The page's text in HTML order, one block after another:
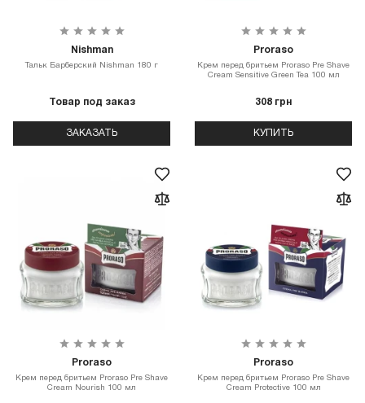
Nishman
Тальк Барберский Nishman 180 г
Товар под заказ
ЗАКАЗАТЬ
Proraso
Крем перед бритьем Proraso Pre Shave
Cream Sensitive Green Tea 100 мл
308 грн
КУПИТЬ
Proraso
Крем перед бритьем Proraso Pre Shave
Cream Nourish 100 мл
Proraso
Крем перед бритьем Proraso Pre Shave
Cream Protective 100 мл